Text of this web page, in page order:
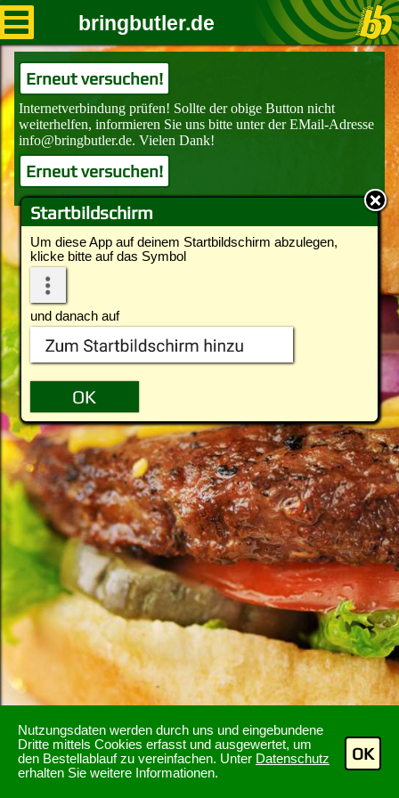
Nutzungsdaten werden durch uns und eingebundene
Dritte mittels Cookies erfasst und ausgewertet, um
den Bestellablauf zu vereinfachen. Unter Datenschutz
erhalten Sie weitere Informationen.
OK
Startbildschirm
Um diese App auf deinem Startbildschirm abzulegen,
klicke bitte auf das Symbol
und danach auf
bringbutler.de
Erneut versuchen!
Erneut versuchen!